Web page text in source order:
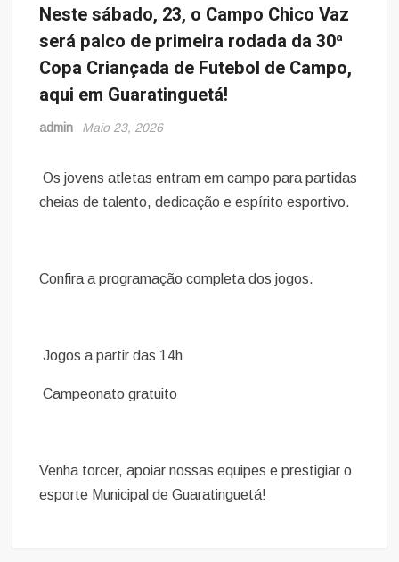
Neste sábado, 23, o Campo Chico Vaz
será palco de primeira rodada da 30ª
Copa Criançada de Futebol de Campo,
aqui em Guaratinguetá!
admin Maio 23, 2026
Os jovens atletas entram em campo para partidas
cheias de talento, dedicação e espírito esportivo.
Confira a programação completa dos jogos.
Jogos a partir das 14h
Campeonato gratuito
Venha torcer, apoiar nossas equipes e prestigiar o
esporte Municipal de Guaratinguetá!